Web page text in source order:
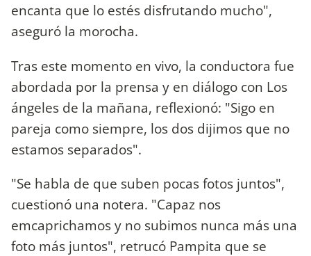
encanta que lo estés disfrutando mucho",
aseguró la morocha.
Tras este momento en vivo, la conductora fue
abordada por la prensa y en diálogo con Los
ángeles de la mañana, reflexionó: "Sigo en
pareja como siempre, los dos dijimos que no
estamos separados".
"Se habla de que suben pocas fotos juntos",
cuestionó una notera. "Capaz nos
emcaprichamos y no subimos nunca más una
foto más juntos", retrucó Pampita que se